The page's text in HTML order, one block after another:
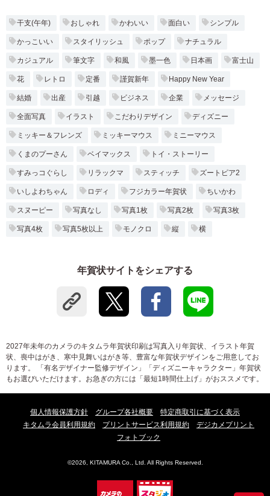
干支(午年) おしゃれ かわいい 面白い シンプル
かっこいい スタイリッシュ ポップ ナチュラル
カジュアル 筆文字 和風 墨一色 日本画 富士山
花 レトロ 定番 謹賀新年 Happy New Year
結婚 出産 引越 ビジネス 企業 メッセージ
全面写真 イラスト こだわりデザイン ディズニー
ミッキー＆フレンズ ミッキーマウス ミニーマウス
くまのプーさん ベイマックス トイ・ストーリー
すみっコぐらし リラックマ スティッチ ズートピア2
いしよわちゃん ロディ フジカラー年賀状 ちいかわ
スヌーピー 写真なし 写真1枚 写真2枚 写真3枚
写真4枚 写真5枚以上 モノクロ 縦 横
年賀状サイトをシェアする
2027年未年のカメラのキタムラ年賀状印刷は写真入り年賀状、イラスト年賀
状、喪中はがき、寒中見舞いはがき等、豊富な年賀状デザインをご用意してお
ります。 「有名デザイナー監修デザイン」「ディズニーキャラクター」年賀状
もお選びいただけます。お急ぎの方には「最短1時間仕上げ」がおススメです。
個人情報保護方針 グループ各社概要
特定商取引に基づく表示
キタムラ会員利用規約
プリントサービス利用規約
デジカメプリント
フォトブック
©2026, KITAMURA Co., Ltd. All Rights Reserved.